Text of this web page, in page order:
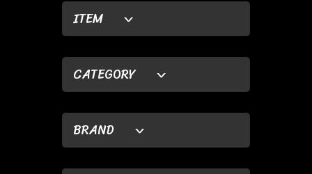
ITEM
CATEGORY
BRAND